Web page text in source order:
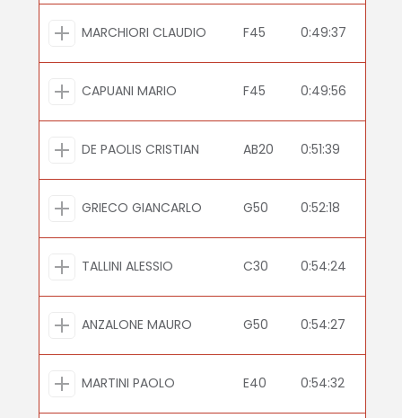
MARCHIORI CLAUDIO F45 0:49:37
CAPUANI MARIO F45 0:49:56
DE PAOLIS CRISTIAN AB20 0:51:39
GRIECO GIANCARLO G50 0:52:18
TALLINI ALESSIO C30 0:54:24
ANZALONE MAURO G50 0:54:27
MARTINI PAOLO E40 0:54:32